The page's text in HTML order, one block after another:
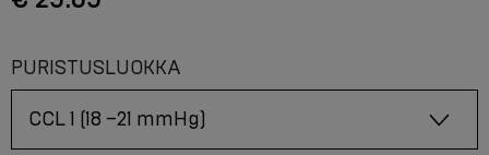
PURISTUSLUOKKA